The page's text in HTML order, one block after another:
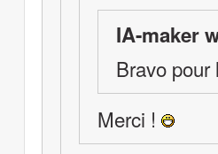
IA-maker
Bravo pour
Merci !